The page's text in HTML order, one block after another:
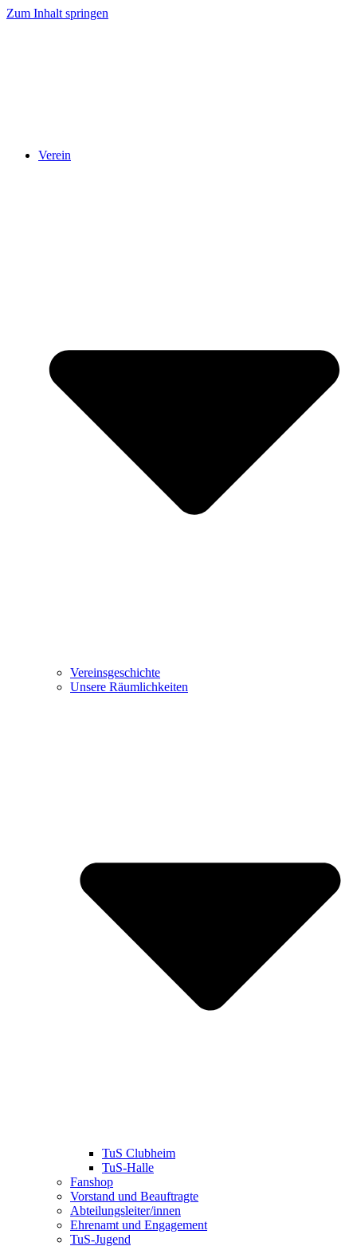
Zum Inhalt springen
Verein
Vereinsgeschichte
Unsere Räumlichkeiten
TuS Clubheim
TuS-Halle
Fanshop
Vorstand und Beauftragte
Abteilungsleiter/innen
Ehrenamt und Engagement
TuS-Jugend